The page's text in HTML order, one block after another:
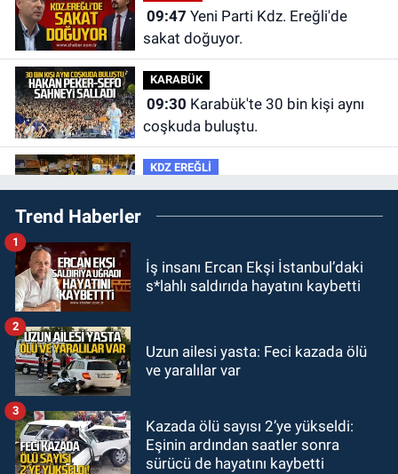
09:47
sakat doğuyor.
KARABÜK
09:30
coşkuda buluştu.
KDZ EREĞLİ
09:24Zonguldak'ta gece- gündüz
ekiplerden dron destekli denetim.
23:55Devrek Belediyespor, (PGL)
sürecini resmi olarak tamamladı
GÜNDEM
23:19 İstanbul Park satışta!
23:05Kozlu Belediyespor'dan
3.Lig'e transfer oldu
Trend Haberler
İş insanı Ercan Ekşi İstanbul’daki
s*lahlı saldırıda hayatını kaybetti
1
Uzun ailesi yasta: Feci kazada ölü
ve yaralılar var
2
Kazada ölü sayısı 2’ye yükseldi:
Eşinin ardından saatler sonra
sürücü de hayatını kaybetti
3